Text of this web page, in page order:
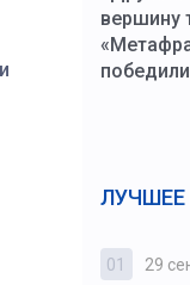
вершину
ЛУЧШЕЕ
01 29